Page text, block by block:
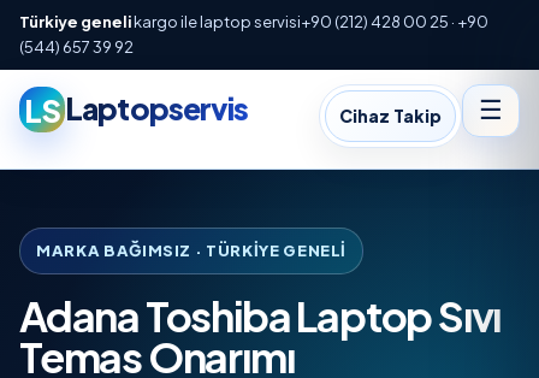
Türkiye genelikargo ile laptop servisi+90 (212) 428 00 25 · +90
(544) 657 39 92
LSLaptopservis Cihaz Takip ☰
MARKA BAĞIMSIZ · TÜRKIYE GENELI
Adana Toshiba Laptop Sıvı
Temas Onarımı